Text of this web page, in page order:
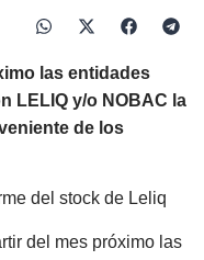
las entidades
LELIQ y/o NOBAC la
de los
del mes próximo las